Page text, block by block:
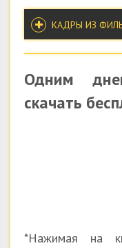
КАДРЫ ИЗ
Одним
скачать
*Нажимая на